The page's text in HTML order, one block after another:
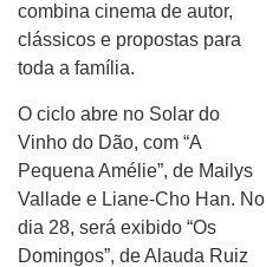
combina cinema de autor,
clássicos e propostas para
toda a família.
O ciclo abre no Solar do
Vinho do Dão, com “A
Pequena Amélie”, de Mailys
Vallade e Liane-Cho Han. No
dia 28, será exibido “Os
Domingos”, de Alauda Ruiz